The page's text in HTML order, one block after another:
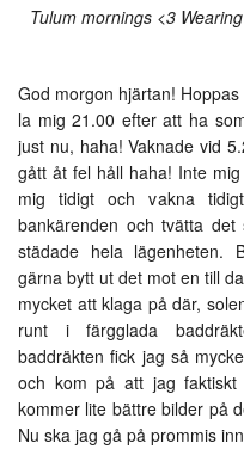
Tulum mornings <3
God morgon hjärtan!
la mig 21.00 efter att ha
just nu, haha! Vaknade vid
gått åt fel håll haha! Inte
mig tidigt och vakna
bankärenden och tvätta
städade hela lägenheten.
gärna bytt ut det mot en till
mycket att klaga på där,
runt i färgglada
baddräkten fick jag så
och kom på att jag
kommer lite bättre bilder på
Nu ska jag gå på prommis